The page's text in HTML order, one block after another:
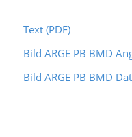
Text (PDF)
Bild ARGE PB BMD
Bild ARGE PB BMD